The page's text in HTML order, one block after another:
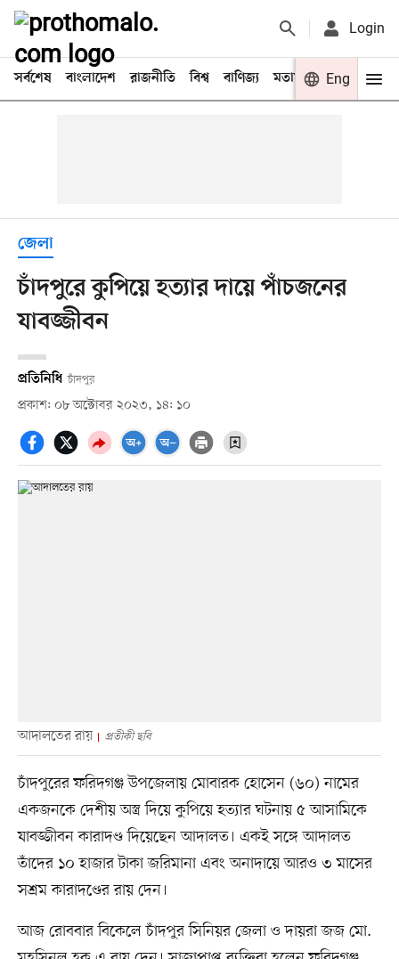
Login
সর্বশেষ বাংলাদেশ রাজনীতি বিশ্ব বাণিজ্য মতামত খেলা
Eng
জেলা
চাঁদপুরে কুপিয়ে হত্যার দায়ে পাঁচজনের
যাবজ্জীবন
প্রতিনিধি চাঁদপুর
প্রকাশ: ০৮ অক্টোবর ২০২৩, ১৪: ১০
আদালতের রায় প্রতীকী ছবি
চাঁদপুরের ফরিদগঞ্জ উপজেলায় মোবারক হোসেন (৬০) নামের
একজনকে দেশীয় অস্ত্র দিয়ে কুপিয়ে হত্যার ঘটনায় ৫ আসামিকে
যাবজ্জীবন কারাদণ্ড দিয়েছেন আদালত। একই সঙ্গে আদালত
তাঁদের ১০ হাজার টাকা জরিমানা এবং অনাদায়ে আরও ৩ মাসের
সশ্রম কারাদণ্ডের রায় দেন।
আজ রোববার বিকেলে চাঁদপুর সিনিয়র জেলা ও দায়রা জজ মো.